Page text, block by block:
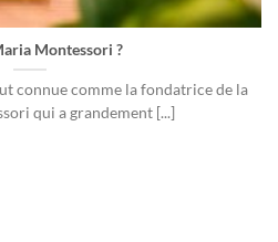
Montessori ?
connue comme la fondatrice de la
qui a grandement [...]